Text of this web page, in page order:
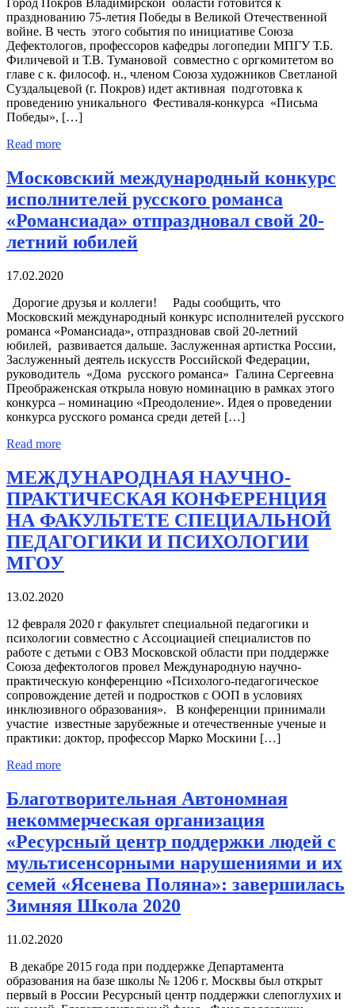
Город Покров Владимирской области готовится к
празднованию 75-летия Победы в Великой Отечественной
войне. В честь этого события по инициативе Союза
Дефектологов, профессоров кафедры логопедии МПГУ Т.Б.
Филичевой и Т.В. Тумановой совместно с оргкомитетом во
главе с к. философ. н., членом Союза художников Светланой
Суздальцевой (г. Покров) идет активная подготовка к
проведению уникального Фестиваля-конкурса «Письма
Победы», […]
Read more
Московский международный конкурс
исполнителей русского романса
«Романсиада» отпраздновал свой 20-
летний юбилей
17.02.2020
Дорогие друзья и коллеги! Рады сообщить, что
Московский международный конкурс исполнителей русского
романса «Романсиада», отпраздновав свой 20-летний
юбилей, развивается дальше. Заслуженная артистка России,
Заслуженный деятель искусств Российской Федерации,
руководитель «Дома русского романса» Галина Сергеевна
Преображенская открыла новую номинацию в рамках этого
конкурса – номинацию «Преодоление». Идея о проведении
конкурса русского романса среди детей […]
Read more
МЕЖДУНАРОДНАЯ НАУЧНО-
ПРАКТИЧЕСКАЯ КОНФЕРЕНЦИЯ
НА ФАКУЛЬТЕТЕ СПЕЦИАЛЬНОЙ
ПЕДАГОГИКИ И ПСИХОЛОГИИ
МГОУ
13.02.2020
12 февраля 2020 г факультет специальной педагогики и
психологии совместно с Ассоциацией специалистов по
работе с детьми с ОВЗ Московской области при поддержке
Союза дефектологов провел Международную научно-
практическую конференцию «Психолого-педагогическое
сопровождение детей и подростков с ООП в условиях
инклюзивного образования». В конференции принимали
участие известные зарубежные и отечественные ученые и
практики: доктор, профессор Марко Москини […]
Read more
Благотворительная Автономная
некоммерческая организация
«Ресурсный центр поддержки людей с
мультисенсорными нарушениями и их
семей «Ясенева Поляна»: завершилась
Зимняя Школа 2020
11.02.2020
В декабре 2015 года при поддержке Департамента
образования на базе школы № 1206 г. Москвы был открыт
первый в России Ресурсный центр поддержки слепоглухих и